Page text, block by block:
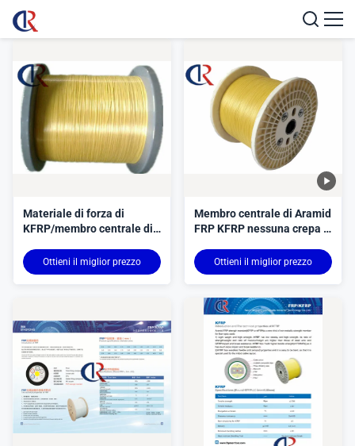
Materiale di forza di
KFRP/membro centrale di
Ottieni il miglior prezzo
Membro centrale di Aramid
FRP KFRP nessuna crepa e
di 5.0mm - di 0.4mm
Ottieni il miglior prezzo